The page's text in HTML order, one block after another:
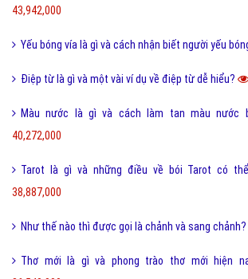
43,942,000
Yếu bóng vía là gì và cách nhận biết người yếu
Điệp từ là gì và một vài ví dụ về điệp từ dễ hiểu?
Màu nước là gì và cách làm tan màu nước
40,272,000
Tarot là gì và những điều về bói Tarot có
38,887,000
Như thế nào thì được gọi là chảnh và sang chảnh?
Thơ mới là gì và phong trào thơ mới hiện